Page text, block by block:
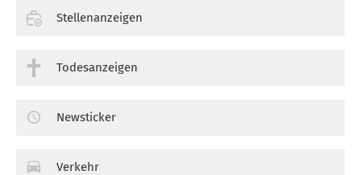
Stellenanzeigen
Todesanzeigen
Newsticker
Verkehr